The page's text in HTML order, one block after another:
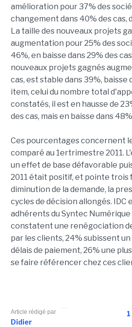
amélioration pour 37% des
changement dans 40% des cas,
La taille des nouveaux projets
augmentation pour 25% des
46%, en baisse dans 29% des
nouveaux projets gagnés
cas, est stable dans 39%, baisse
item, celui du nombre total
constatés, il est en hausse de
des cas, mais en baisse dans
Ces pourcentages concernent
comparé au 1ertrimestre 2011.
un effet de base défavorable
2011 était positif, et pointe trois
diminution de la demande, la
cycles de décision allongés. IDC
adhérents du Syntec
constatent une renégociation
par les clients, 24% subissent
délais de paiement, 26% une
se faire référencer chez ces
1
Article rédigé par
Didier